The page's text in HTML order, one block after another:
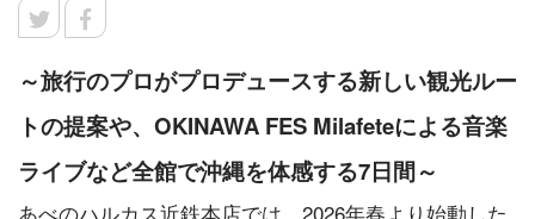
～旅行のプロがプロデュースする新しい観光ルー
トの提案や、OKINAWA FES Milafeteによる音楽
ライブなど全館で沖縄を体感する7日間～
あべのハルカス近鉄本店では、2026年春より始動した